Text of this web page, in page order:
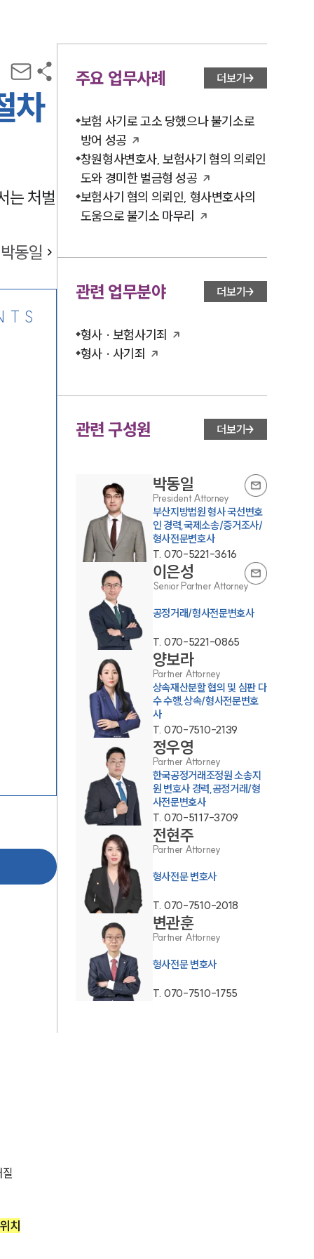
그룹소개
그룹소개
대륜의 강점
오시는 길
글로벌 파트너 로펌
고객의 소리
통합검색
AI대륜
차
는 처벌
박동일
치
주요 업무사례 더보기
보험 사기로 고소 당했으나 불기소로
방어 성공
창원형사변호사, 보험사기 혐의 의뢰인
도와 경미한 벌금형 성공
보험사기 혐의 의뢰인, 형사변호사의
도움으로 불기소 마무리
관련 업무분야 더보기
형사 · 보험사기죄
형사 · 사기죄
관련 구성원 더보기
박동일
President Attorney
부산지방법원 형사 국선변호
인 경력,국제소송/증거조사/
형사전문변호사
T. 070-5221-3616
이은성
Senior Partner Attorney
공정거래/형사전문변호사
T. 070-5221-0865
양보라
Partner Attorney
상속재산분할 협의 및 심판 다
수 수행,상속/형사전문변호
사
T. 070-7510-2139
정우영
Partner Attorney
한국공정거래조정원 소송지
원 변호사 경력,공정거래/형
사전문변호사
T. 070-5117-3709
전현주
Partner Attorney
형사전문 변호사
T. 070-7510-2018
변관훈
Partner Attorney
형사전문 변호사
T. 070-7510-1755